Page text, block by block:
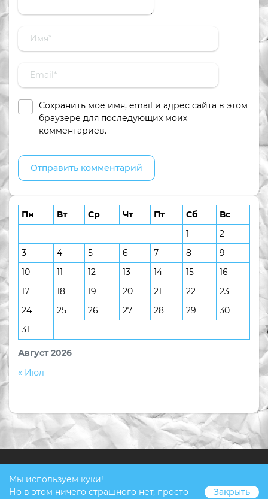
Сохранить моё имя, email и адрес сайта в этом
браузере для последующих моих
комментариев.
Август 2026
Пн Вт Ср Чт Пт Сб
Вс
1
2
3
4 5 6 7 8
9
10
11 12 13 14 15
16
17
18 19 20 21 22
23
24
25 26 27 28 29
30
31
« Июл
© 2026 КОМОД "Ступени"
Мы используем куки!
Но в этом ничего страшного нет, просто
Закрыть